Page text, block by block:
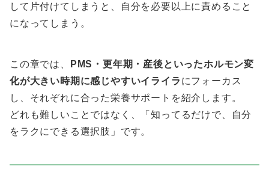
して片付けてしまうと、自分を必要以上に責めること
になってしまう。
この章では、
PMS・更年期・産後といったホルモン変
化が大きい時期に感じやすいイライラ にフォーカス
し、それぞれに合った栄養サポートを紹介します。
どれも難しいことではなく、「知ってるだけで、自分
をラクにできる選択肢」です。